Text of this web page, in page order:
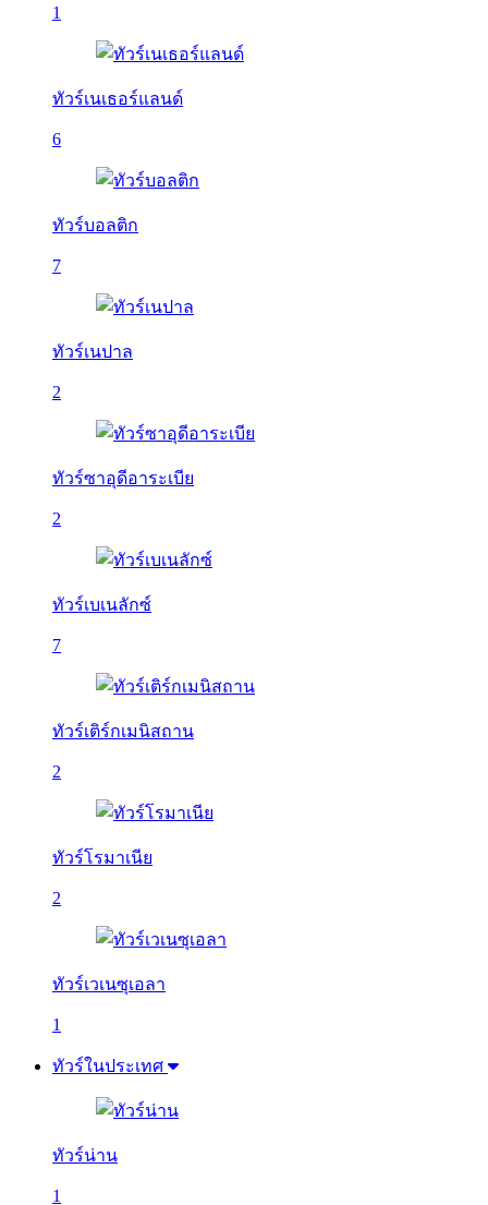
1
ทัวร์เนเธอร์แลนด์
6
ทัวร์บอลติก
7
ทัวร์เนปาล
2
ทัวร์ซาอุดีอาระเบีย
2
ทัวร์เบเนลักซ์
7
ทัวร์เติร์กเมนิสถาน
2
ทัวร์โรมาเนีย
2
ทัวร์เวเนซุเอลา
1
ทัวร์ในประเทศ
ทัวร์น่าน
1